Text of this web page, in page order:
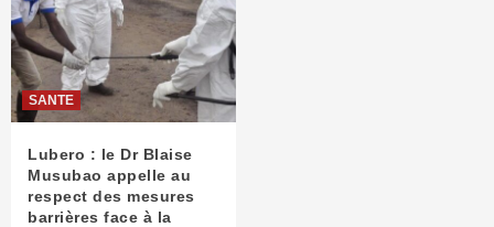
SANTE
Lubero : le Dr Blaise
Musubao appelle au
respect des mesures
barrières face à la